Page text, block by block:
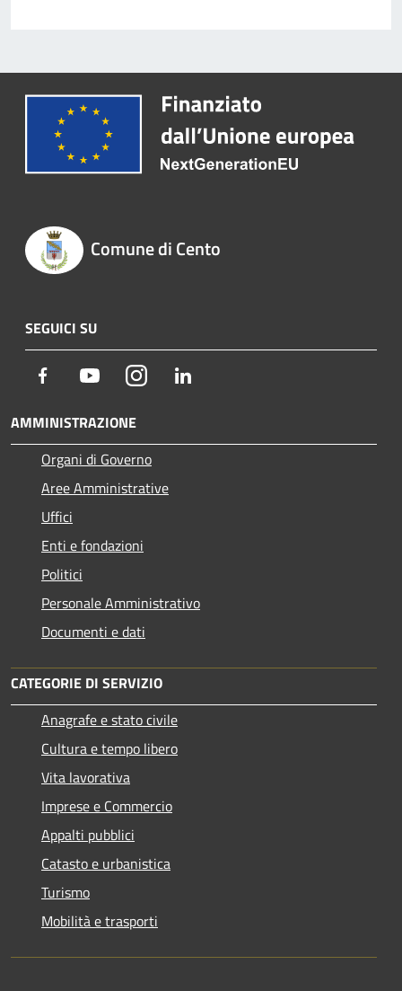
Comune di Cento
SEGUICI SU
Facebook YoutubeInstagram
AMMINISTRAZIONE
Organi di Governo
Aree Amministrative
Uffici
Enti e fondazioni
Politici
Personale Amministrativo
Documenti e dati
CATEGORIE DI SERVIZIO
Anagrafe e stato civile
Cultura e tempo libero
Vita lavorativa
Imprese e Commercio
Appalti pubblici
Catasto e urbanistica
Turismo
Mobilità e trasporti